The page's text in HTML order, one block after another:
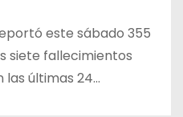
este sábado 355
siete fallecimientos
las últimas 24…